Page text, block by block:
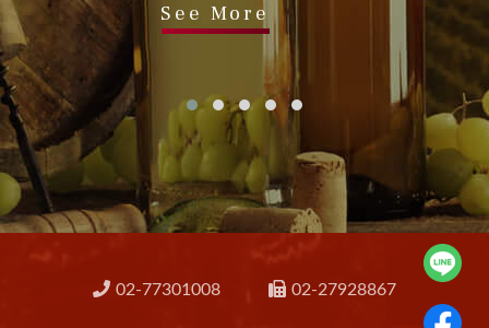
See More
02-77301008 02-27928867